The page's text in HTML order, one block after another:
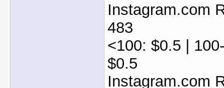
Instagram.com
483
<100: $0.5 |
$0.5
Instagram.com